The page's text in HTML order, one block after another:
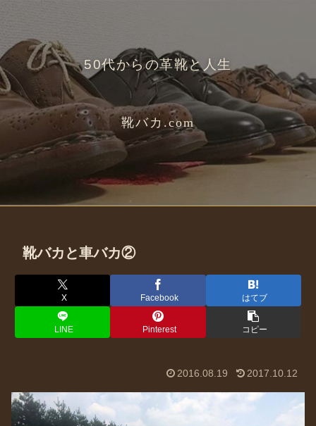
50代からの革靴と人生
靴バカ.com
靴バカと車バカ②
X Facebook はてブ
LINE Pinterest コピー
2016.08.19 2017.10.12